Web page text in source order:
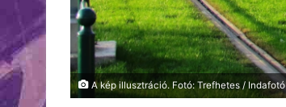
A kép illusztráció. Fotó: Trefhetes / Indafotó